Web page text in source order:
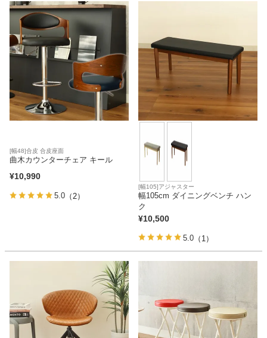
[幅48]合皮 合皮座面
曲木カウンターチェア キール
¥10,990
5.0 （2）
[幅105]アジャスター
幅105cm ダイニングベンチ ハン
ク
¥10,500
5.0 （1）